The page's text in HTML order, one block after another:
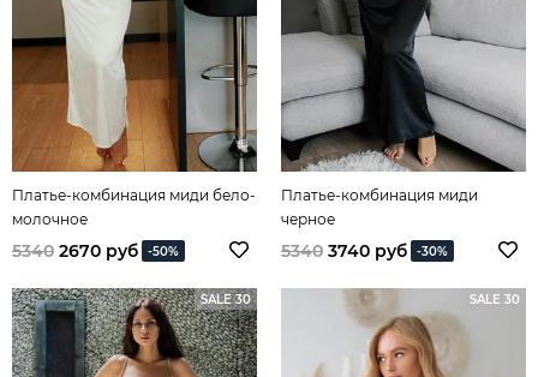
Платье-комбинация миди бело-
молочное
5340 2670 руб -50%
Платье-комбинация миди
черное
5340 3740 руб -30%
SALE 30 SALE 30